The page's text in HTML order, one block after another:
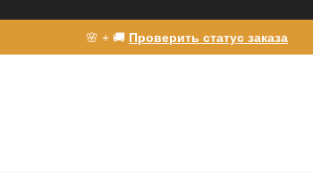
🌸 + 🚚 Проверить статус заказа